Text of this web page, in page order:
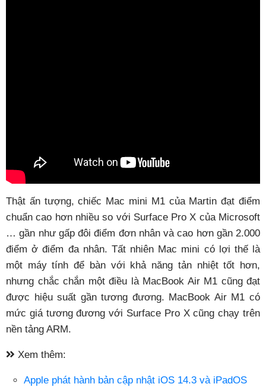
Thật ấn tượng, chiếc Mac mini M1 của Martin đạt điểm
chuẩn cao hơn nhiều so với Surface Pro X của Microsoft
… gần như gấp đôi điểm đơn nhân và cao hơn gần 2.000
điểm ở điểm đa nhân. Tất nhiên Mac mini có lợi thế là
một máy tính để bàn với khả năng tản nhiệt tốt hơn,
nhưng chắc chắn một điều là MacBook Air M1 cũng đạt
được hiệu suất gần tương đương. MacBook Air M1 có
mức giá tương đương với Surface Pro X cũng chạy trên
nền tảng ARM.
Xem thêm:
Apple phát hành bản cập nhật iOS 14.3 và iPadOS